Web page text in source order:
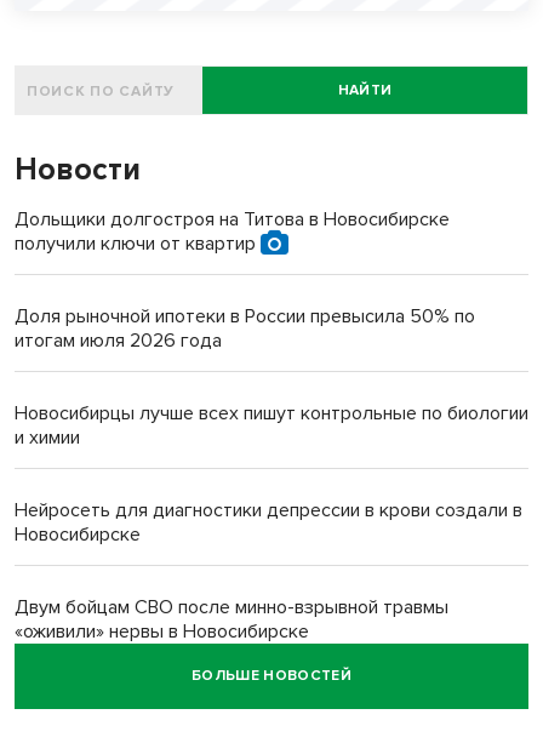
НАЙТИ
Новости
Дольщики долгостроя на Титова в Новосибирске
получили ключи от квартир
Доля рыночной ипотеки в России превысила 50% по
итогам июля 2026 года
Новосибирцы лучше всех пишут контрольные по биологии
и химии
Нейросеть для диагностики депрессии в крови создали в
Новосибирске
Двум бойцам СВО после минно-взрывной травмы
«оживили» нервы в Новосибирске
Персидский ковер «108 шахов» впервые вывезли из музея
БОЛЬШЕ НОВОСТЕЙ